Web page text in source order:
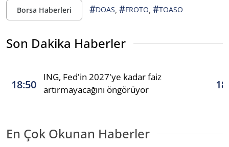
Borsa Haberleri #DOAS, #FROTO, #TOASO
Son Dakika Haberler
18:50
ING, Fed'in 2027'ye kadar faiz
artırmayacağını öngörüyor
En Çok Okunan Haberler